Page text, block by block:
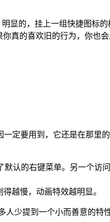
显的，挂上一组快捷图标
真的喜欢旧的行为，你也
定要用到，它还是在那里
默认的右键菜单。另一个访
越慢，动画特效越明显。
少提到一个小而善意的特